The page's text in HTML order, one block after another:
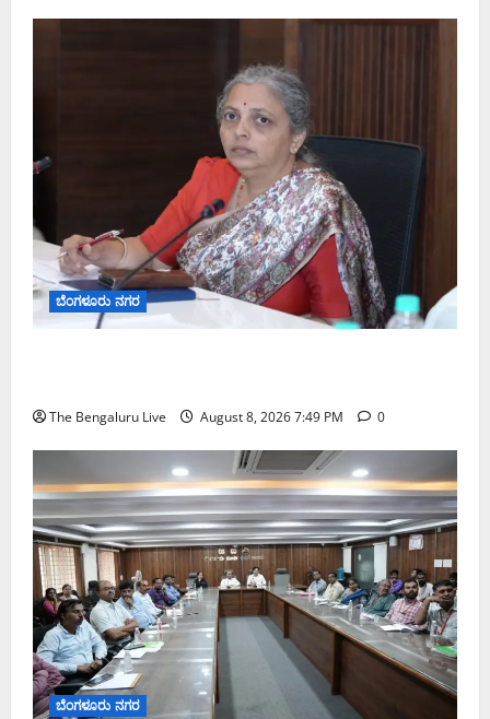
ಬೆಂಗಳೂರು ನಗರ
The Bengaluru Live August 8, 2026 7:49 PM 0
ಬೆಂಗಳೂರು ನಗರ